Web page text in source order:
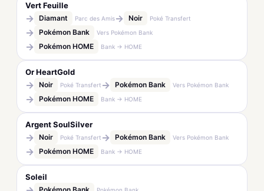
Vert Feuille
→ Diamant Parc des Amis→ Noir Poké Transfert
→ Pokémon Bank Vers Pokémon Bank
→ Pokémon HOME Bank → HOME
Or HeartGold
→ Noir Poké Transfert → Pokémon Bank Vers Pokémon Bank
→ Pokémon HOME Bank → HOME
Argent SoulSilver
→ Noir Poké Transfert → Pokémon Bank Vers Pokémon Bank
→ Pokémon HOME Bank → HOME
Soleil
Pokémon Bank